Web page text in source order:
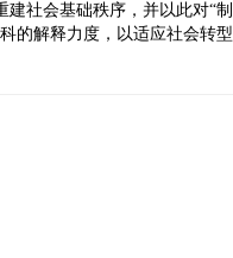
社会基础秩序，并以此对“制
的解释力度，以适应社会转型